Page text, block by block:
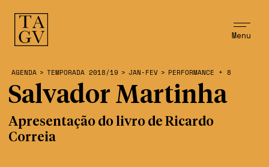
Menu
AGENDA > TEMPORADA 2018/19 > JAN-FEV > PERFORMANCE + 8
Salvador Martinha
Apresentação do livro de Ricardo
Correia